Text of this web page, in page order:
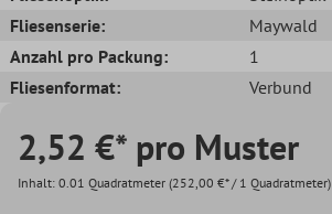
Fliesenserie:
Maywald
Anzahl pro Packung:
1
Fliesenformat:
Verbund
2,52 €* pro Muster
Inhalt: 0.01 Quadratmeter (252,00 €* / 1 Quadratmeter)